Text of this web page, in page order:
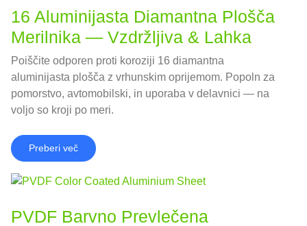
16 Aluminijasta Diamantna Plošča
Merilnika — Vzdržljiva & Lahka
Poiščite odporen proti koroziji 16 diamantna
aluminijasta plošča z vrhunskim oprijemom. Popoln za
pomorstvo, avtomobilski, in uporaba v delavnici — na
voljo so kroji po meri.
Preberi več
PVDF Barvno Prevlečena